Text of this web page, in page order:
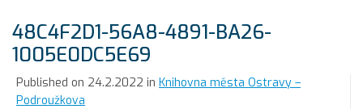
48C4F2D1-56A8-4891-BA26-
1005E0DC5E69
Published on 24.2.2022 in Knihovna města Ostravy –
Podroužkova